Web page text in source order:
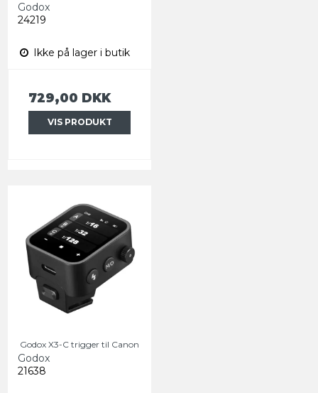
Godox
24219
Ikke på lager i butik
729,00 DKK
VIS PRODUKT
Godox X3-C trigger til Canon
Godox
21638